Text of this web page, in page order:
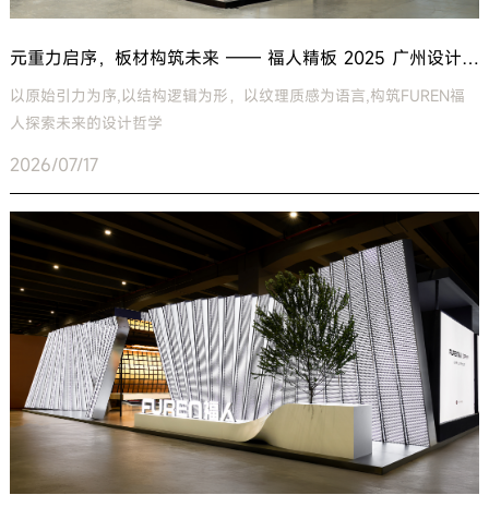
元重力启序，板材构筑未来 —— 福人精板 2025 广州设计周「元重力・序构未来」主题展
以原始引力为序,以结构逻辑为形，以纹理质感为语言,构筑FUREN福
人探索未来的设计哲学
2026/07/17